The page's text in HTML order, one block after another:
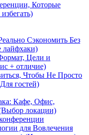
Которые
Сэкономить Без
лайфхаки)
Цели и
+ отличие)
Чтобы Не Просто
гостей)
Кафе, Офис,
локации)
для Вовлечения